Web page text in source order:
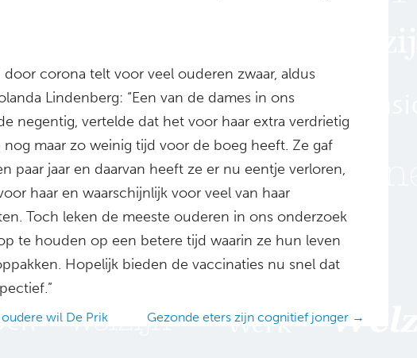
door corona telt voor veel ouderen zwaar, aldus
Lindenberg: “Een van de dames in ons
negentig, vertelde dat het voor haar extra verdrietig
maar zo weinig tijd voor de boeg heeft. Ze gaf
paar jaar en daarvan heeft ze er nu eentje verloren,
haar en waarschijnlijk voor veel van haar
Toch leken de meeste ouderen in ons onderzoek
te houden op een betere tijd waarin ze hun leven
Hopelijk bieden de vaccinaties nu snel dat
wil De Prik Gezonde eters zijn cognitief jonger →